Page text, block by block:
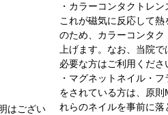
はござい
・カラーコンタクトレ
これが磁気に反応して
のため、カラーコンタ
上げます。なお、当院
必要な方はご利用くださ
・マグネットネイル・
をされている方は、原
れらのネイルを事前に落